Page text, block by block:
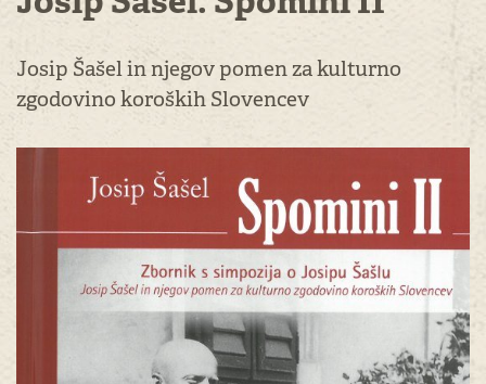
Josip Šašel in njegov pomen za kulturno
zgodovino koroških Slovencev